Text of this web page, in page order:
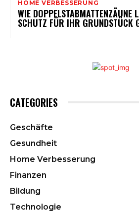
HOME VERBESSERUNG
WIE DOPPELSTABMATTENZÄUNE
SCHUTZ FÜR IHR GRUNDSTÜCK
CATEGORIES
Geschäfte
Gesundheit
Home Verbesserung
Finanzen
Bildung
Technologie